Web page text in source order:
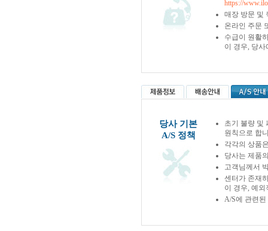
https://
매장 방문 및
온라인 주문
수급이 원활
이 경우, 당
당사 기본
A/S 정책
초기 불량 및
원칙으로 합
각각의 상품
당사는 제품
고객님께서
센터가 존재
이 경우, 예
A/S에 관련